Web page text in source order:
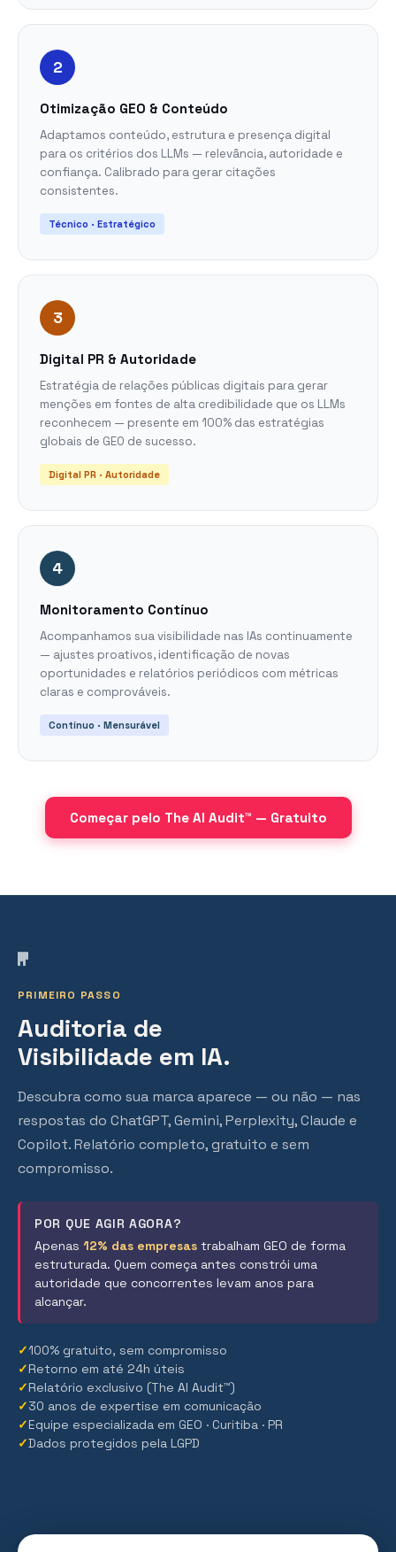
2
Otimização GEO & Conteúdo
Adaptamos conteúdo, estrutura e presença digital
para os critérios dos LLMs — relevância, autoridade e
confiança. Calibrado para gerar citações
consistentes.
Técnico · Estratégico
3
Digital PR & Autoridade
Estratégia de relações públicas digitais para gerar
menções em fontes de alta credibilidade que os LLMs
reconhecem — presente em 100% das estratégias
globais de GEO de sucesso.
Digital PR · Autoridade
4
Monitoramento Contínuo
Acompanhamos sua visibilidade nas IAs continuamente
— ajustes proativos, identificação de novas
oportunidades e relatórios periódicos com métricas
claras e comprováveis.
Contínuo · Mensurável
Começar pelo The AI Audit™ — Gratuito
PRIMEIRO PASSO
Auditoria de
Visibilidade em IA.
Descubra como sua marca aparece — ou não — nas
respostas do ChatGPT, Gemini, Perplexity, Claude e
Copilot. Relatório completo, gratuito e sem
compromisso.
POR QUE AGIR AGORA?
Apenas 12% das empresas trabalham GEO de forma
estruturada. Quem começa antes constrói uma
autoridade que concorrentes levam anos para
alcançar.
✓100% gratuito, sem compromisso
✓Retorno em até 24h úteis
✓Relatório exclusivo (The AI Audit™)
✓30 anos de expertise em comunicação
✓Equipe especializada em GEO · Curitiba · PR
✓Dados protegidos pela LGPD